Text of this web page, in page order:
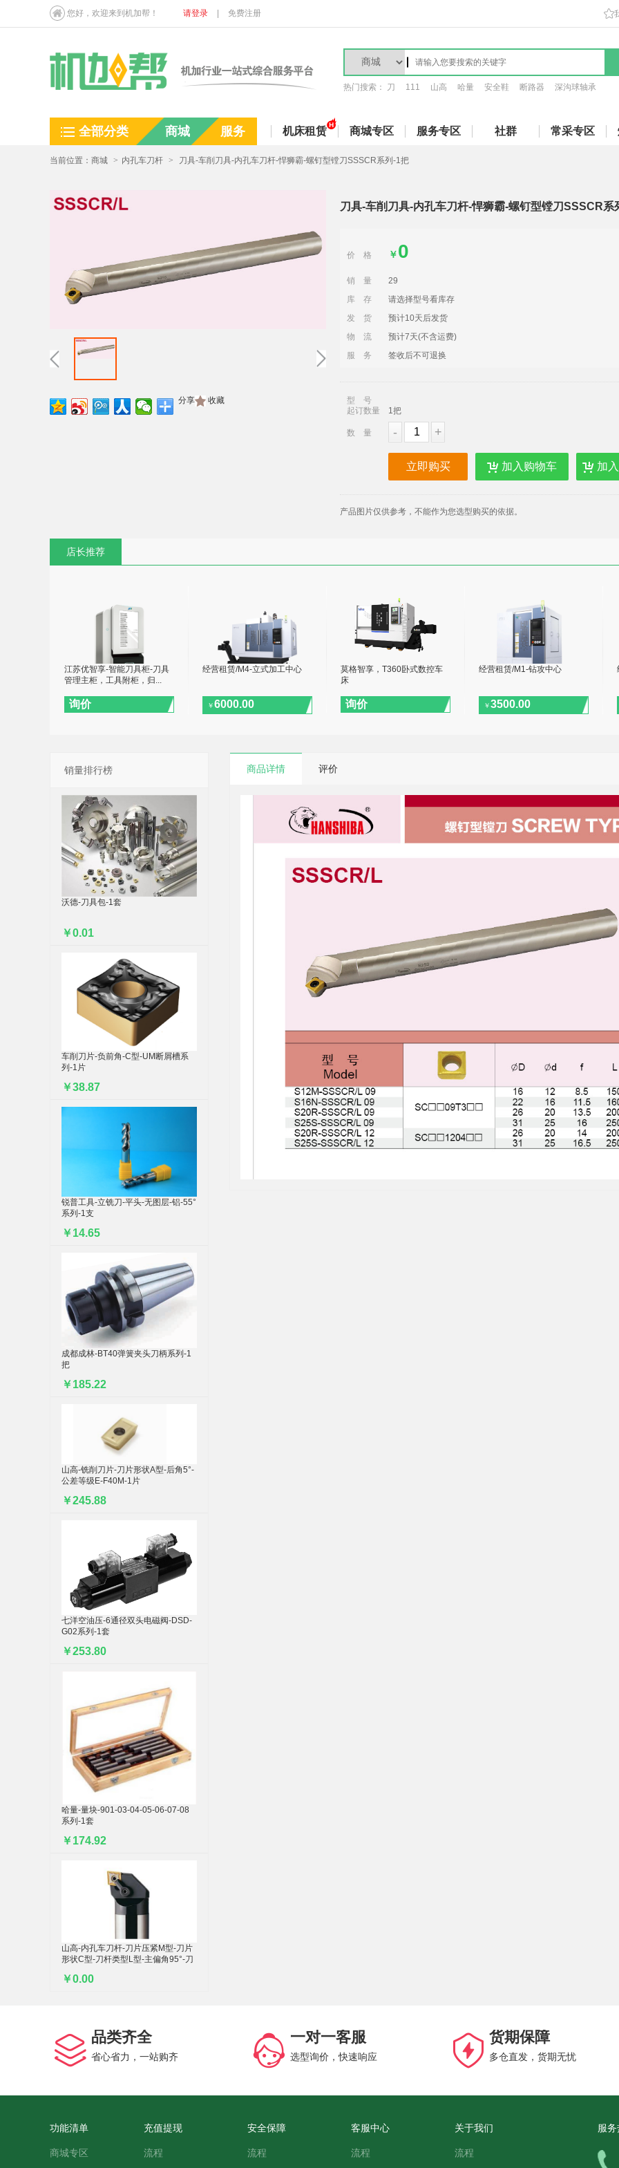
您好，欢迎来到机加帮！ 请登录 免费注册
热门搜索： 刀 111 山高 哈量 安全鞋 断路器 深沟球轴承
全部分类 商城 服务 机床租赁 商城专区 服务专区 社群 常采专区
当前位置：商城 > 内孔车刀杆 > 刀具-车削刀具-内孔车刀杆-悍狮霸-螺钉型镗刀SSSCR系列-1把
分享 收藏
刀具-车削刀具-内孔车刀杆-悍狮霸-螺钉型镗刀SSSCR系
价 格 ￥0
销 量
29
库
存
请选择型号看库存
发
货
预计10天后发货
物
流
预计7天(不含运费)
服
务 签收后不可退换
型
号
起订数量
1把
数 量 - +
立即购买 加入购物车 加
产品图片仅供参考，不能作为您选型购买的依据。
店长推荐
江苏优智享-智能刀具柜-刀具
管理主柜，工具附柜，归...
询价
经营租赁/M4-立式加工中心
￥6000.00
莫格智享，T360卧式数控车
床
询价
经营租赁/M1-钻攻中心
￥3500.00
销量排行榜
沃德-刀具包-1套
￥0.01
车削刀片-负前角-C型-UM断屑槽系
列-1片
￥38.87
锐普工具-立铣刀-平头-无图层-铝-55°
系列-1支
￥14.65
成都成林-BT40弹簧夹头刀柄系列-1
把
￥185.22
山高-铣削刀片-刀片形状A型-后角5°-
公差等级E-F40M-1片
￥245.88
七洋空油压-6通径双头电磁阀-DSD-
G02系列-1套
￥253.80
哈量-量块-901-03-04-05-06-07-08
系列-1套
￥174.92
山高-内孔车刀杆-刀片压紧M型-刀片
形状C型-刀杆类型L型-主偏角95°-刀
￥0.00
商品详情 评价
品类齐全
省心省力，一站购齐
一对一客服
选型询价，快速响应
货期保障
多仓直发，货期无忧
服
功能清单
商城专区
充值提现
流程
安全保障
流程
客服中心
流程
关于我们
流程